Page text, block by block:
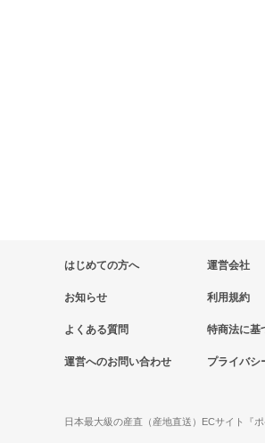
はじめての方へ
お知らせ
よくある質問
運営へのお問い合わせ
運営会社
利用規約
特商法に基
プライバシ
日本最大級の産直（産地直送）ECサイト『